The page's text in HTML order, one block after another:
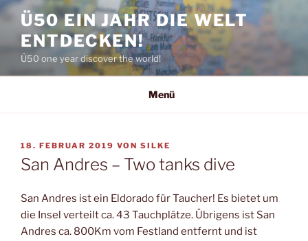
Zum
Inhalt
springen
Ü50 EIN JAHR DIE WELT
ENTDECKEN!
Ü50 one year discover the world!
Menü
VERÖFFENTLICHT
AM
18. FEBRUAR 2019 VON SILKE
San Andres – Two tanks dive
San Andres ist ein Eldorado für Taucher! Es bietet um
die Insel verteilt ca. 43 Tauchplätze. Übrigens ist San
Andres ca. 800Km vom Festland entfernt und ist